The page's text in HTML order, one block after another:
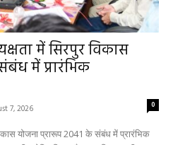
में सिरपुर विकास
में प्रारंभिक